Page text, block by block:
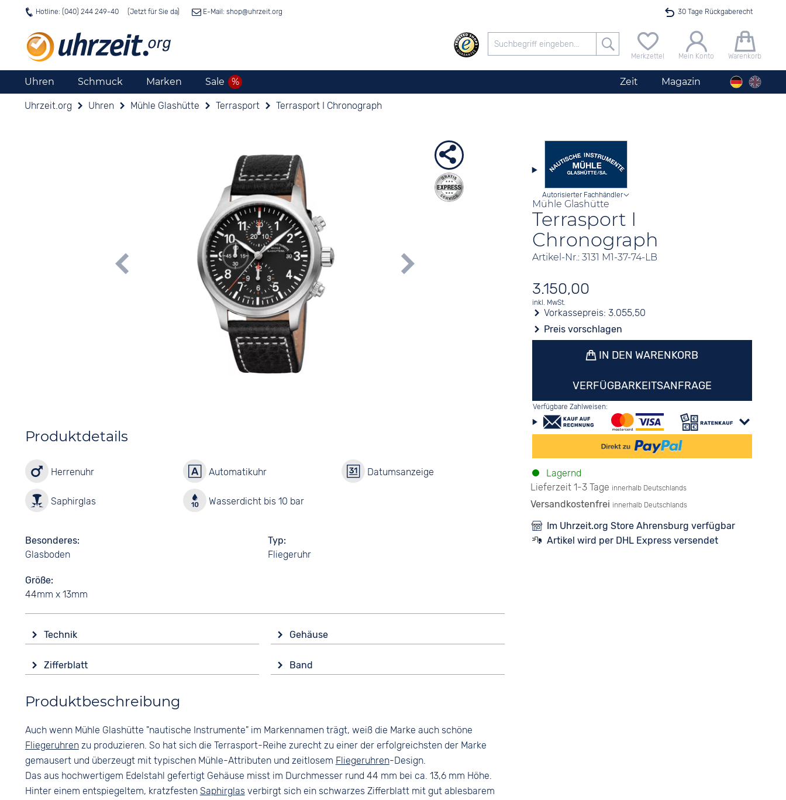
Hotline: (040) 244 249-40 E-Mail: shop@uhrzeit.org 30 Tage Rückgaberecht
Versandkostenfrei ab 40 €
24h Expresslieferung
100 Tage Niedrigpreisgarantie
Merkzettel Mein Konto Warenkorb
Uhren Schmuck Marken Sale Zeit Magazin
Uhrzeit.org Uhren Mühle Glashütte Terrasport Terrasport I Chronograph
Mühle Glashütte
Terrasport I
Chronograph
Artikel-Nr.: 3131 M1-37-74-LB
Autorisierter Fachhändler
3.150,00
inkl. MwSt.
Vorkassepreis: 3.055,50
Preis vorschlagen
IN DEN WARENKORB
VERFÜGBARKEITSANFRAGE
Verfügbare Zahlweisen:
Lagernd
Lieferzeit 1-3 Tage innerhalb Deutschlands
Versandkostenfrei innerhalb Deutschlands
Im Uhrzeit.org Store Ahrensburg verfügbar
Artikel wird per DHL Express versendet
Produktdetails
Herrenuhr Automatikuhr Datumsanzeige
Saphirglas Wasserdicht bis 10 bar
Besonderes
Glasboden
Typ
Fliegeruhr
Größe
44mm x 13mm
Technik
Automatik
Datumsanzeige
Stoppuhr
Wasserdicht
10 bar
Gehäuse
Saphirglas
Material
Edelstahl
Farbe
Silber
Zifferblatt
Analog
Schwarz
Arabisch
Band
Leder
Bandschließe
Dornschließe
Produktbeschreibung
Auch wenn Mühle Glashütte "nautische Instrumente" im Markennamen trägt, weiß die Marke auch schöne
Fliegeruhrenzu produzieren. So hat sich die Terrasport-Reihe zurecht zu einer der erfolgreichsten der Marke
gemausert und überzeugt mit typischen Mühle-Attributen und zeitlosem Fliegeruhren-Design.
Das aus hochwertigem Edelstahl gefertigt Gehäuse misst im Durchmesser rund 44 mm bei ca. 13,6 mm Höhe.
Hinter einem entspiegeltem, kratzfesten Saphirglas verbirgt sich ein schwarzes Zifferblatt mit gut ablesbarem